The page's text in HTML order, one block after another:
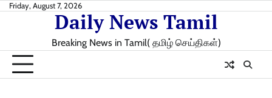
SkipFriday, August 7, 2026
Daily News Tamil
Breaking News in Tamil( தமிழ் செய்திகள்)